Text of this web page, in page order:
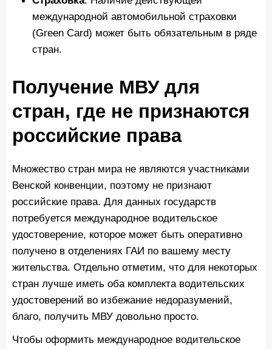
международной автомобильной страховки
(Green Card) может быть обязательным в ряде
стран.
Получение МВУ для
стран, где не признаются
российские права
Множество стран мира не являются участниками
Венской конвенции, поэтому не признают
российские права. Для данных государств
потребуется международное водительское
удостоверение, которое может быть оперативно
получено в отделениях ГАИ по вашему месту
жительства. Отдельно отметим, что для некоторых
стран лучше иметь оба комплекта водительских
удостоверений во избежание недоразумений,
благо, получить МВУ довольно просто.
Чтобы оформить международное водительское